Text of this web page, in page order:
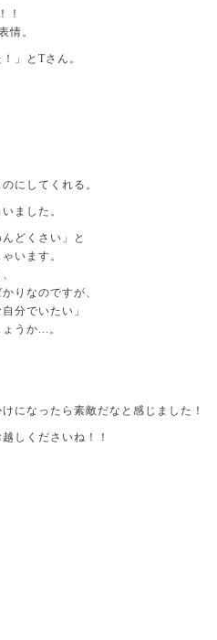
！
情。
」とTさん。
にしてくれる。
ました。
どくさい」と
います。
りなのですが、
分でいたい」
うか...。
になったら素敵だなと感じました！
しくださいね！！